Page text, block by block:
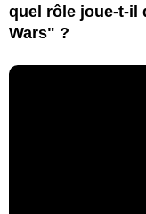
quel rôle joue-t-il
Wars" ?